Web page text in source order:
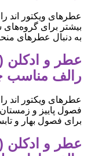
عطرهای ویکتور اند
بیشتر برای
به دنبال عطرهای
رالف مناسب
عطرهای ویکتور اند
فصول پاییز و زمستان
برای فصول بهار و